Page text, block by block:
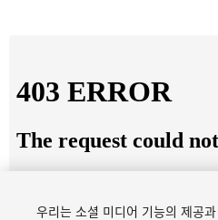
우리는 소셜 미디어 기능의 제공